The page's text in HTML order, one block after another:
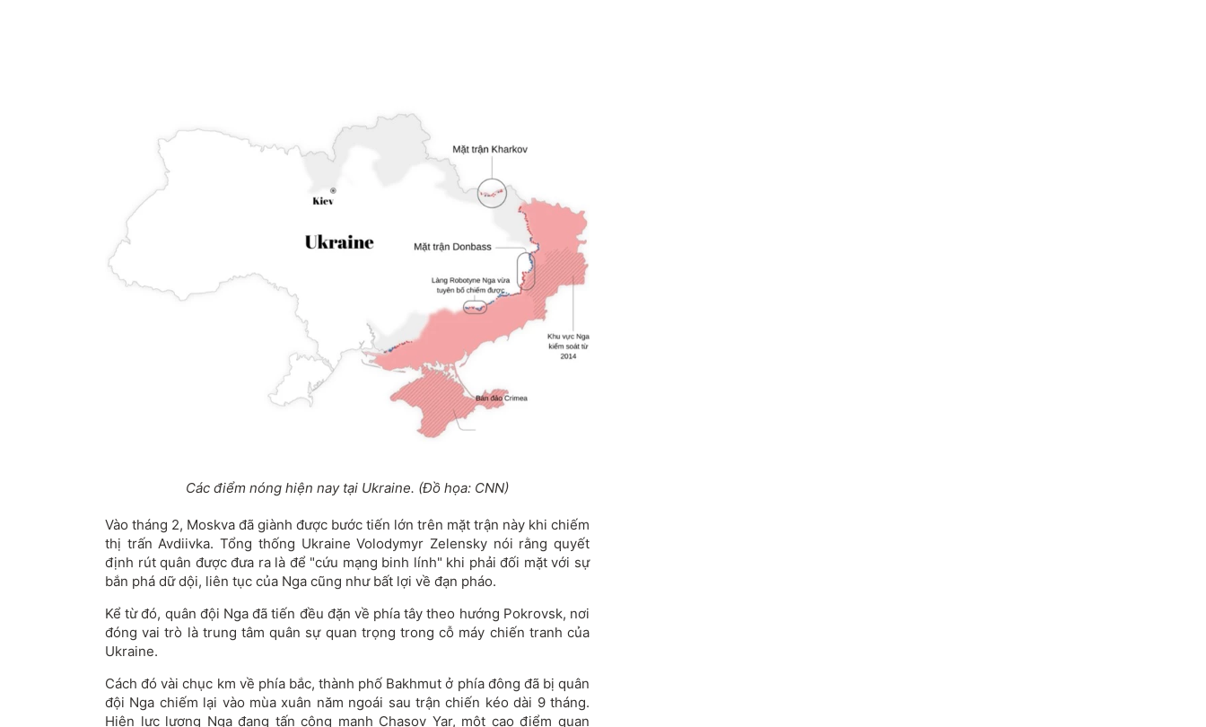
Các điểm nóng hiện nay tại Ukraine. (Đồ họa: CNN)
Vào tháng 2, Moskva đã giành được bước tiến lớn trên mặt trận này khi chiếm
thị trấn Avdiivka. Tổng thống Ukraine Volodymyr Zelensky nói rằng quyết
định rút quân được đưa ra là để "cứu mạng binh lính" khi phải đối mặt với sự
bắn phá dữ dội, liên tục của Nga cũng như bất lợi về đạn pháo.
Kể từ đó, quân đội Nga đã tiến đều đặn về phía tây theo hướng Pokrovsk, nơi
đóng vai trò là trung tâm quân sự quan trọng trong cỗ máy chiến tranh của
Ukraine.
Cách đó vài chục km về phía bắc, thành phố Bakhmut ở phía đông đã bị quân
đội Nga chiếm lại vào mùa xuân năm ngoái sau trận chiến kéo dài 9 tháng.
Hiện lực lượng Nga đang tấn công mạnh Chasov Yar, một cao điểm quan